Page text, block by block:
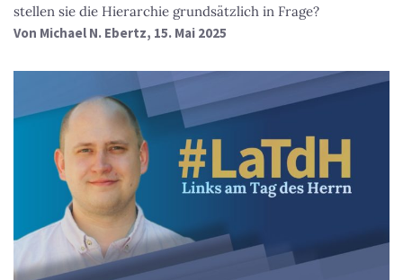
stellen sie die Hierarchie grundsätzlich in Frage?
Von Michael N. Ebertz, 15. Mai 2025